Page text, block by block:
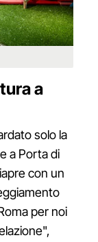
a
solo la
a Porta di
con un
per noi